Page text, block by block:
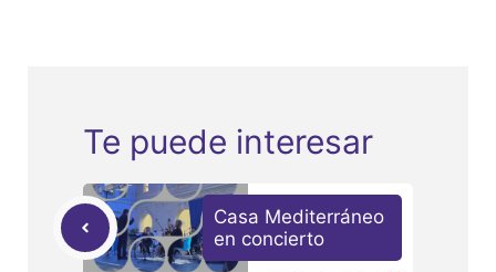
Te puede interesar
Casa Mediterráneo
en concierto